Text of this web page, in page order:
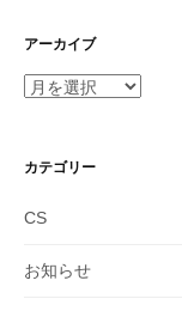
アーカイブ
ア
イ
カテゴリー
CS
お知らせ